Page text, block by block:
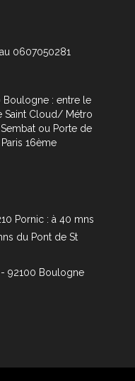
0607050281
Boulogne : entre le
Saint Cloud/ Métro
ou Porte de
16ème
Pornic : à 40 mns
du Pont de St
92100 Boulogne